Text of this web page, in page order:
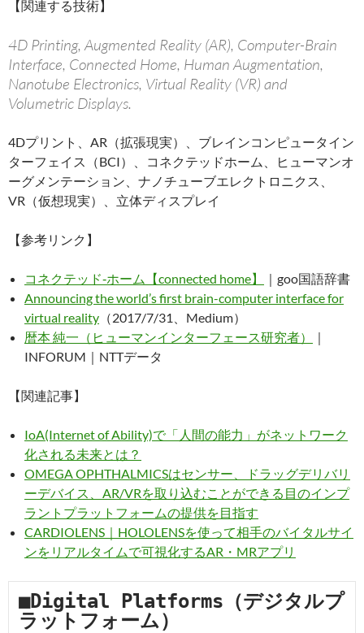
【関連する技術】
4D Printing, Augmented Reality (AR), Computer-Brain
Interface, Connected Home, Human Augmentation,
Nanotube Electronics, Virtual Reality (VR) and
Volumetric Displays.
4Dプリント、AR（拡張現実）、ブレインコンピュータイン
ターフェイス（BCI）、コネクテッドホーム、ヒューマンオ
ーグメンテーション、ナノチューブエレクトロニクス、
VR（仮想現実）、立体ディスプレイ
【参考リンク】
コネクテッド‐ホーム【connected home】
｜goo国語辞書
Announcing the world’s first brain-computer interface for
virtual reality （2017/7/31、Medium）
暦本 純一（ヒューマンインターフェース研究者）
｜
INFORUM｜NTTデータ
【関連記事】
IoA(Internet of Ability)で「人間の能力」がネットワーク
化される未来とは？
OMEGA OPHTHALMICSはセンサー、ドラッグデリバリ
ーデバイス、AR/VRを取り込むことができる目のインプ
ラントプラットフォームの提供を目指す
CARDIOLENS｜HOLOLENSを使って相手のバイタルサイ
ンをリアルタイムで可視化するAR・MRアプリ
■Digital Platforms（デジタルプ
ラットフォーム）